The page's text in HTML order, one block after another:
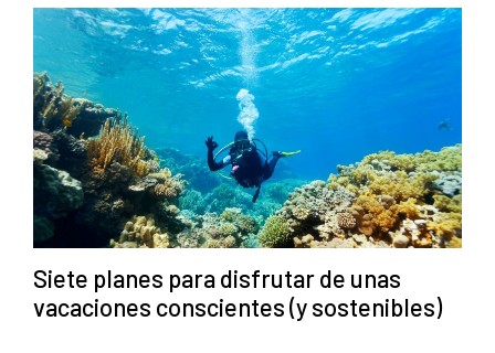
Siete planes para disfrutar de unas
vacaciones conscientes (y sostenibles)